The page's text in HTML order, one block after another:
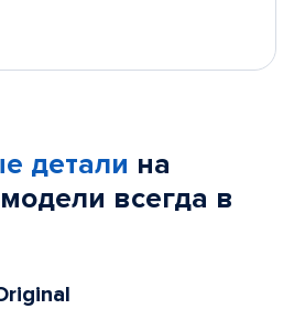
детали на
модели всегда в